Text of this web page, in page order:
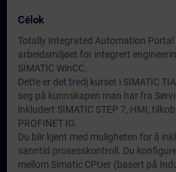
Célok
Totally Integrated Automation
arbeidsmiljøet for integrert
SIMATIC WinCC.
Dette er det tredj kurset i SIMATIC
seg på kunnskapen man har fra
inkludert SIMATIC STEP 7, HMI,
PROFINET IO.
Du blir kjent med muligheten for å
sanntid prosesskontroll. Du
mellom Simatic CPUer (basert på